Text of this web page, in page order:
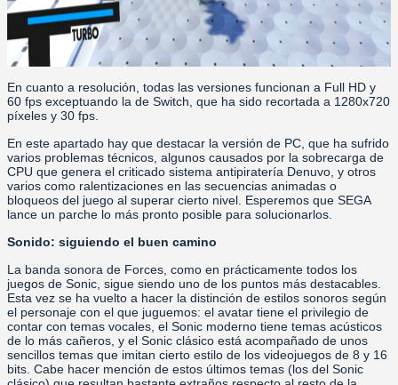
En cuanto a resolución, todas las versiones funcionan a Full HD y
60 fps exceptuando la de Switch, que ha sido recortada a 1280x720
píxeles y 30 fps.
En este apartado hay que destacar la versión de PC, que ha sufrido
varios problemas técnicos, algunos causados por la sobrecarga de
CPU que genera el criticado sistema antipiratería Denuvo, y otros
varios como ralentizaciones en las secuencias animadas o
bloqueos del juego al superar cierto nivel. Esperemos que SEGA
lance un parche lo más pronto posible para solucionarlos.
Sonido: siguiendo el buen camino
La banda sonora de Forces, como en prácticamente todos los
juegos de Sonic, sigue siendo uno de los puntos más destacables.
Esta vez se ha vuelto a hacer la distinción de estilos sonoros según
el personaje con el que juguemos: el avatar tiene el privilegio de
contar con temas vocales, el Sonic moderno tiene temas acústicos
de lo más cañeros, y el Sonic clásico está acompañado de unos
sencillos temas que imitan cierto estilo de los videojuegos de 8 y 16
bits. Cabe hacer mención de estos últimos temas (los del Sonic